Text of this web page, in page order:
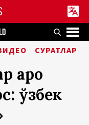
СУРАТЛАР
аро
ўзбек